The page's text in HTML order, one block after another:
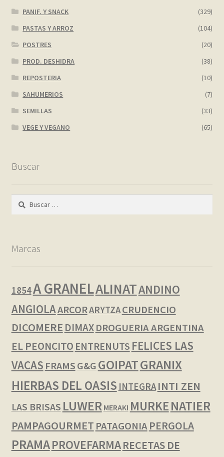
PANIF. Y SNACK
(329)
PASTAS Y ARROZ
(104)
POSTRES
(20)
PROD. DESHIDRA
(38)
REPOSTERIA
(10)
SAHUMERIOS
(7)
SEMILLAS
(33)
VEGE Y VEGANO
(65)
Buscar
Buscar:
Marcas
1854A GRANELALINATANDINO
ANGIOLAARCORARYTZACRUDENCIO
DICOMERE DIMAX DROGUERIA ARGENTINA
EL PEONCITO ENTRENUTS FELICES LAS
VACAS FRAMS G&G GOIPATGRANIX
HIERBAS DEL OASIS INTEGRA INTI ZEN
LAS BRISAS LUWER MERAKI MURKENATIER
PAMPAGOURMET PATAGONIA PERGOLA
PRAMAPROVEFARMARECETAS DE